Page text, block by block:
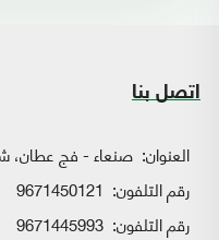
اتصل بنا
العنوان: صنعاء - فج عطان،
رقم التلفون: 9671450121
رقم التلفون: 9671445993